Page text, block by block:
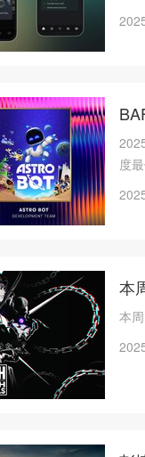
度
本
本